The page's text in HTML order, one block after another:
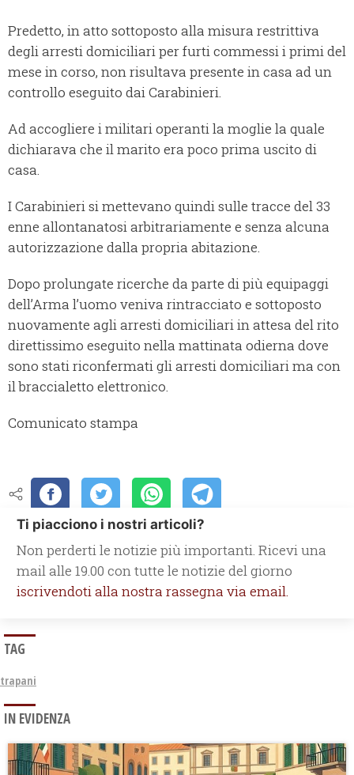
Predetto, in atto sottoposto alla misura restrittiva
degli arresti domiciliari per furti commessi i primi del
mese in corso, non risultava presente in casa ad un
controllo eseguito dai Carabinieri.
Ad accogliere i militari operanti la moglie la quale
dichiarava che il marito era poco prima uscito di
casa.
I Carabinieri si mettevano quindi sulle tracce del 33
enne allontanatosi arbitrariamente e senza alcuna
autorizzazione dalla propria abitazione.
Dopo prolungate ricerche da parte di più equipaggi
dell’Arma l’uomo veniva rintracciato e sottoposto
nuovamente agli arresti domiciliari in attesa del rito
direttissimo eseguito nella mattinata odierna dove
sono stati riconfermati gli arresti domiciliari ma con
il braccialetto elettronico.
Comunicato stampa
Ti piacciono i nostri articoli?
Non perderti le notizie più importanti. Ricevi una
mail alle 19.00 con tutte le notizie del giorno
iscrivendoti alla nostra rassegna via email.
TAG
trapani
IN EVIDENZA